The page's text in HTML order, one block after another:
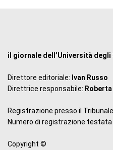
il giornale dell’Università degli
Direttore editoriale: Ivan Russo
Direttrice responsabile:
Registrazione presso il
Numero di registrazione testata
Copyright ©